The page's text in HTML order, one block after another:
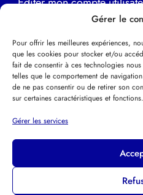
Gérer le
Pour offrir les meilleures expériences,
que les cookies pour stocker et/ou
fait de consentir à ces technologies
telles que le comportement de
de ne pas consentir ou de retirer son
sur certaines caractéristiques et fonctions.
Gérer les services
LIENS UTILES
EFPP Europe
EFPP Deutsche Schweiz
Psychothérapie